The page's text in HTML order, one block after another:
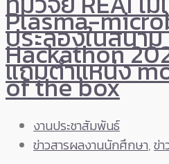
Plasma-
ประลองในสนา
Hackathon
แถมตำแหน่ง
of the box
งานประชาสัมพันธ์
ข่าวสารผลงานนักศึกษา,ข่